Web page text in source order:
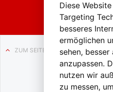
Diese
Targeting
besseres
ermöglichen
sehen,
anzupassen.
nutzen wir
zu messen,
ZUM SEITENANFANG